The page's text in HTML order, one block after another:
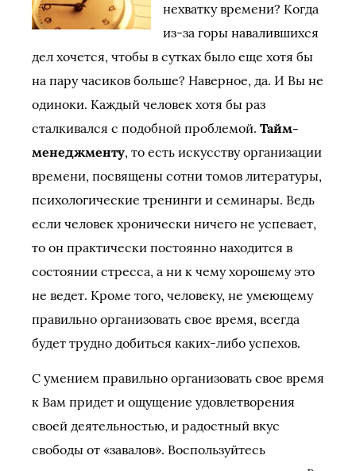
нехватку времени? Когда
из-за горы навалившихся
дел хочется, чтобы в сутках было еще хотя бы
на пару часиков больше? Наверное, да. И Вы не
одиноки. Каждый человек хотя бы раз
сталкивался с подобной проблемой. Тайм-
менеджменту, то есть искусству организации
времени, посвящены сотни томов литературы,
психологические тренинги и семинары. Ведь
если человек хронически ничего не успевает,
то он практически постоянно находится в
состоянии стресса, а ни к чему хорошему это
не ведет. Кроме того, человеку, не умеющему
правильно организовать свое время, всегда
будет трудно добиться каких-либо успехов.
С умением правильно организовать свое время
к Вам придет и ощущение удовлетворения
своей деятельностью, и радостный вкус
свободы от «завалов». Воспользуйтесь